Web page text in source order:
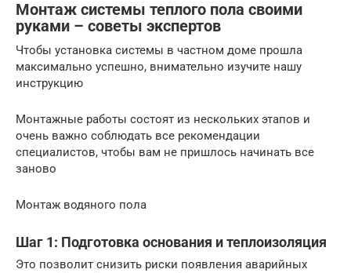
Монтаж системы теплого пола своими
руками – советы экспертов
Чтобы установка системы в частном доме прошла
максимально успешно, внимательно изучите нашу
инструкцию
Монтажные работы состоят из нескольких этапов и
очень важно соблюдать все рекомендации
специалистов, чтобы вам не пришлось начинать все
заново
Монтаж водяного пола
Шаг 1: Подготовка основания и теплоизоляция
Это позволит снизить риски появления аварийных